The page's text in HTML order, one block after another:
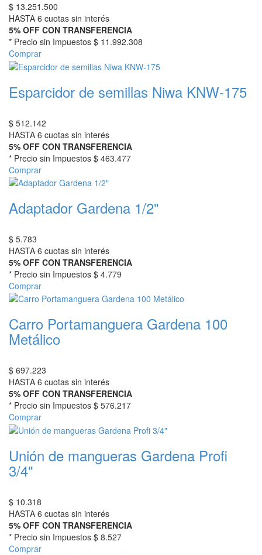
$ 13.251.500
HASTA 6 cuotas sin interés
5% OFF CON TRANSFERENCIA
* Precio sin Impuestos $ 11.992.308
Comprar
Esparcidor de semillas Niwa KNW-175
$ 512.142
HASTA 6 cuotas sin interés
5% OFF CON TRANSFERENCIA
* Precio sin Impuestos $ 463.477
Comprar
Adaptador Gardena 1/2"
$ 5.783
HASTA 6 cuotas sin interés
5% OFF CON TRANSFERENCIA
* Precio sin Impuestos $ 4.779
Comprar
Carro Portamanguera Gardena 100
Metálico
$ 697.223
HASTA 6 cuotas sin interés
5% OFF CON TRANSFERENCIA
* Precio sin Impuestos $ 576.217
Comprar
Unión de mangueras Gardena Profi
3/4"
$ 10.318
HASTA 6 cuotas sin interés
5% OFF CON TRANSFERENCIA
* Precio sin Impuestos $ 8.527
Comprar